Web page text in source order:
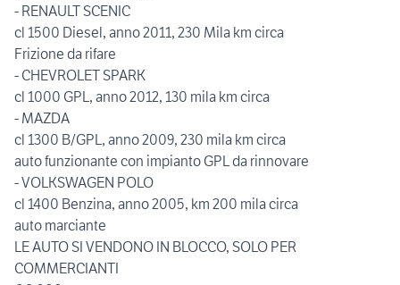
- RENAULT SCENIC
cl 1500 Diesel, anno 2011, 230 Mila km circa
Frizione da rifare
- CHEVROLET SPARK
cl 1000 GPL, anno 2012, 130 mila km circa
- MAZDA
cl 1300 B/GPL, anno 2009, 230 mila km circa
auto funzionante con impianto GPL da rinnovare
- VOLKSWAGEN POLO
cl 1400 Benzina, anno 2005, km 200 mila circa
auto marciante
LE AUTO SI VENDONO IN BLOCCO, SOLO PER
COMMERCIANTI